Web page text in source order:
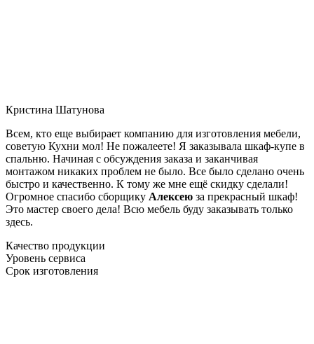
Кристина Шатунова
Всем, кто еще выбирает компанию для изготовления мебели,
советую Кухни мол! Не пожалеете! Я заказывала шкаф-купе в
спальню. Начиная с обсуждения заказа и заканчивая
монтажом никаких проблем не было. Все было сделано очень
быстро и качественно. К тому же мне ещё скидку сделали!
Огромное спасибо сборщику Алексею за прекрасный шкаф!
Это мастер своего дела! Всю мебель буду заказывать только
здесь.
Качество продукции
Уровень сервиса
Срок изготовления